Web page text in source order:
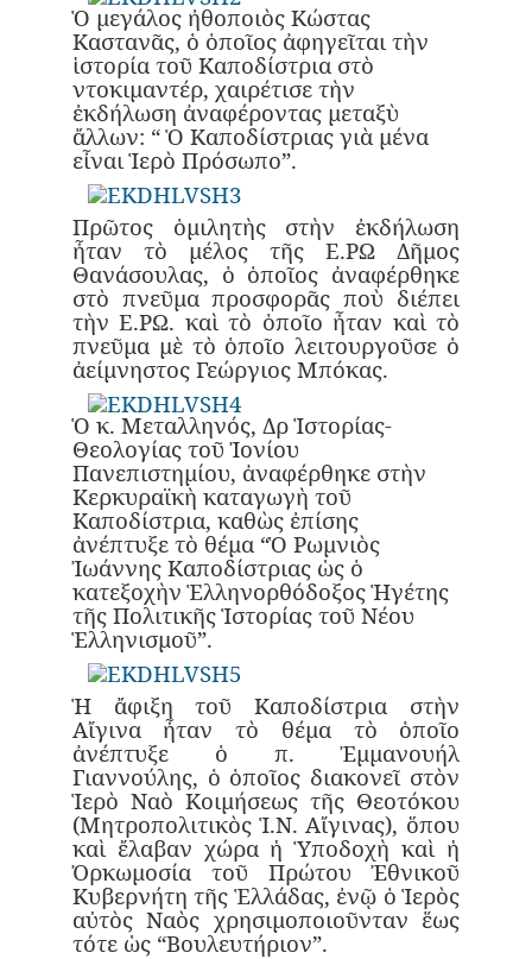
Ὁ μεγάλος ἠθοποιὸς Κώστας
Καστανᾶς, ὁ ὁποῖος ἀφηγεῖται τὴν
ἱστορία τοῦ Καποδίστρια στὸ
ντοκιμαντέρ, χαιρέτισε τὴν
ἐκδήλωση ἀναφέροντας μεταξὺ
ἄλλων: “ Ὁ Καποδίστριας γιὰ μένα
εἶναι Ἱερὸ Πρόσωπο”.
Πρῶτος ὁμιλητὴς στὴν ἐκδήλωση
ἦταν τὸ μέλος τῆς Ε.ΡΩ Δῆμος
Θανάσουλας, ὁ ὁποῖος ἀναφέρθηκε
στὸ πνεῦμα προσφορᾶς ποὺ διέπει
τὴν Ε.ΡΩ. καὶ τὸ ὁποῖο ἦταν καὶ τὸ
πνεῦμα μὲ τὸ ὁποῖο λειτουργοῦσε ὁ
ἀείμνηστος Γεώργιος Μπόκας.
Ὁ κ. Μεταλληνός, Δρ Ἱστορίας-
Θεολογίας τοῦ Ἰονίου
Πανεπιστημίου, ἀναφέρθηκε στὴν
Κερκυραϊκὴ καταγωγὴ τοῦ
Καποδίστρια, καθὼς ἐπίσης
ἀνέπτυξε τὸ θέμα “Ὁ Ρωμνιὸς
Ἰωάννης Καποδίστριας ὡς ὁ
κατεξοχὴν Ἑλληνορθόδοξος Ἡγέτης
τῆς Πολιτικῆς Ἱστορίας τοῦ Νέου
Ἑλληνισμοῦ”.
Ἡ ἄφιξη τοῦ Καποδίστρια στὴν
Αἴγινα ἦταν τὸ θέμα τὸ ὁποῖο
ἀνέπτυξε ὁ π. Ἐμμανουήλ
Γιαννούλης, ὁ ὁποῖος διακονεῖ στὸν
Ἱερὸ Ναὸ Κοιμήσεως τῆς Θεοτόκου
(Μητροπολιτικὸς Ἱ.Ν. Αἴγινας), ὅπου
καὶ ἔλαβαν χώρα ἡ Ὑποδοχὴ καὶ ἡ
Ὀρκωμοσία τοῦ Πρώτου Ἐθνικοῦ
Κυβερνήτη τῆς Ἑλλάδας, ἐνῷ ὁ Ἱερὸς
αὐτὸς Ναὸς χρησιμοποιοῦνταν ἕως
τότε ὡς “Βουλευτήριον”.